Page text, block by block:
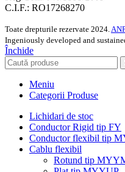
C.I.F.: RO17268270
Toate drepturile rezervate 2024.
Ingeniously developed and
Închide
Meniu
Categorii Produse
Lichidari de stoc
Conductor Rigid tip FY
Conductor flexibil tip
Cablu flexibil
Rotund tip